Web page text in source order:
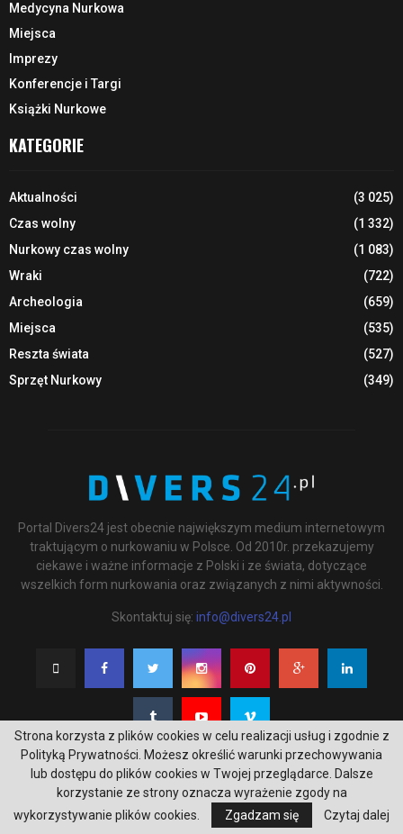
Medycyna Nurkowa
Miejsca
Imprezy
Konferencje i Targi
Książki Nurkowe
KATEGORIE
Aktualności
(3 025)
Czas wolny
(1 332)
Nurkowy czas wolny
(1 083)
Wraki
(722)
Archeologia
(659)
Miejsca
(535)
Reszta świata
(527)
Sprzęt Nurkowy
(349)
Portal Divers24 jest obecnie największym medium internetowym
traktującym o nurkowaniu w Polsce. Od 2010r. przekazujemy
ciekawe i ważne informacje z Polski i ze świata, dotyczące
wszelkich form nurkowania oraz związanych z nimi aktywności.
Skontaktuj się: info@divers24.pl
@2020 - underwatermedia.pl. All Right Reserved. Designed and Developed by
Tworzenie stron internetowych Gdańsk
Strona korzysta z plików cookies w celu realizacji usług i zgodnie z
Polityką Prywatności. Możesz określić warunki przechowywania
lub dostępu do plików cookies w Twojej przeglądarce. Dalsze
korzystanie ze strony oznacza wyrażenie zgody na
wykorzystywanie plików cookies.
Zgadzam się Czytaj dalej